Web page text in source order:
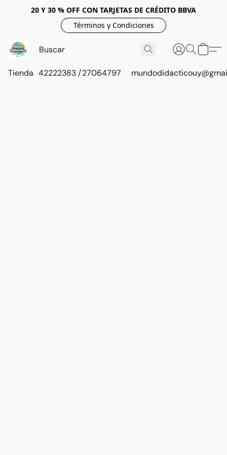
20 Y 30 % OFF CON TARJETAS DE CRÉDITO BBVA
Términos y Condiciones
Tienda 42222383 / 27064797